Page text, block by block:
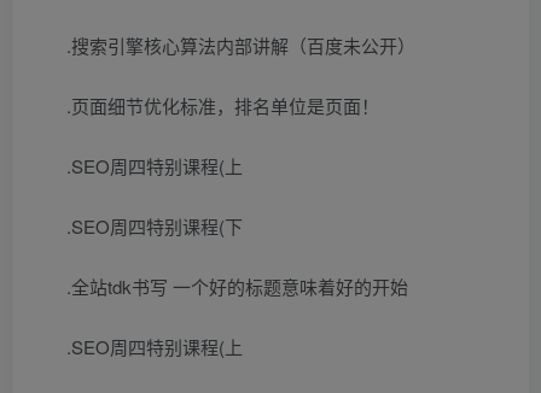
.搜索引擎核心算法内部讲解（百度未公开）
.页面细节优化标准，排名单位是页面！
.SEO周四特别课程(上
.SEO周四特别课程(下
.全站tdk书写 一个好的标题意味着好的开始
.SEO周四特别课程(上